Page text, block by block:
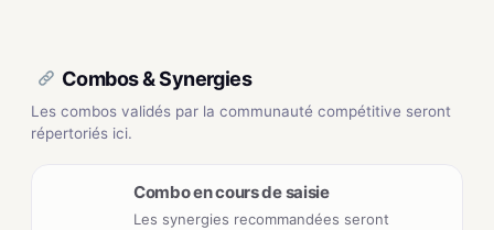
Combos & Synergies
Les combos validés par la communauté compétitive seront
répertoriés ici.
Combo en cours de saisie
Les synergies recommandées seront